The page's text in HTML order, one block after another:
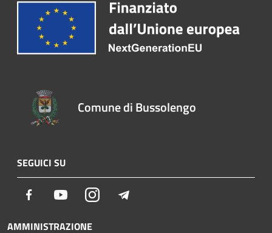
Comune di Bussolengo
SEGUICI SU
Facebook YoutubeInstagram
AMMINISTRAZIONE